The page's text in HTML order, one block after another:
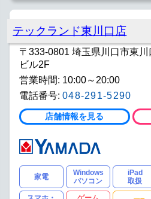
テックランド東川口店
〒333-0801 埼玉県川口市東
ビル2F
営業時間: 10:00～20:00
電話番号: 048-291-5290
店舗情報を見る
家電
Windows
パソコン
iPad
取扱